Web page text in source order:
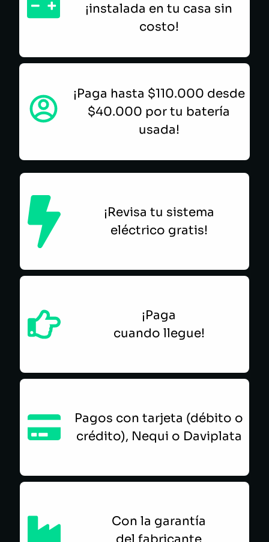
¡instalada en tu casa sin
costo!
¡Paga hasta $110.000 desde
$40.000 por tu batería
usada!
¡Revisa tu sistema
eléctrico gratis!
¡Paga
cuando llegue!
Pagos con tarjeta (débito o
crédito), Nequi o Daviplata
Con la garantía
del fabricante